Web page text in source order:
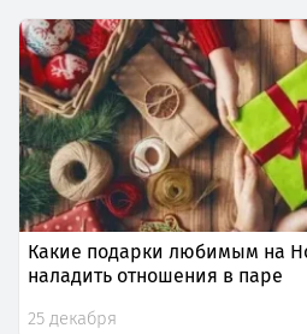
Какие подарки любимым на
наладить отношения в паре
25 декабря